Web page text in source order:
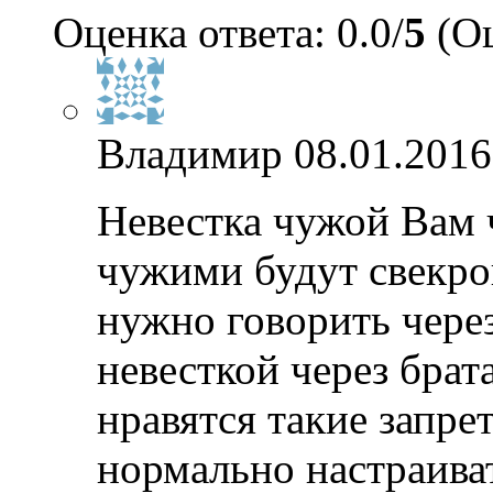
Оценка ответа: 0.0/5
Владимир
Невестка чужой Вам
чужими будут
нужно говорить
невесткой через
нравятся такие
нормально